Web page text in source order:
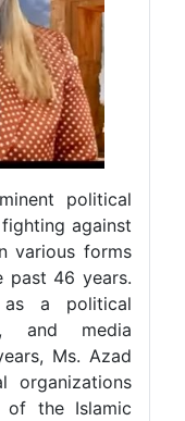
political
against
various forms
past 46 years.
as a political
and media
Ms. Azad
organizations
the Islamic